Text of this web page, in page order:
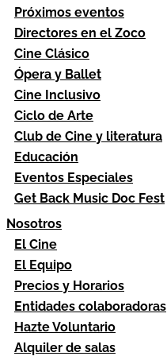
Próximos eventos
Directores en el Zoco
Cine Clásico
Ópera y Ballet
Cine Inclusivo
Ciclo de Arte
Club de Cine y literatura
Educación
Eventos Especiales
Get Back Music Doc Fest
Nosotros
El Cine
El Equipo
Precios y Horarios
Entidades colaboradoras
Hazte Voluntario
Alquiler de salas